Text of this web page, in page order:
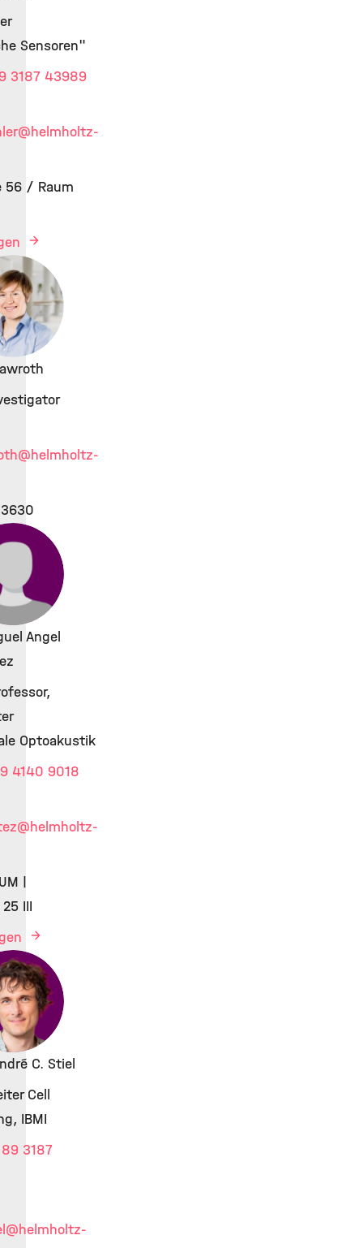
Sensoren"
3187 43989
@helmholtz-
56 / Raum
@helmholtz-
Angel
Optoakustik
4140 9018
@helmholtz-
|
III
C. Stiel
Cell
IBMI
3187
@helmholtz-